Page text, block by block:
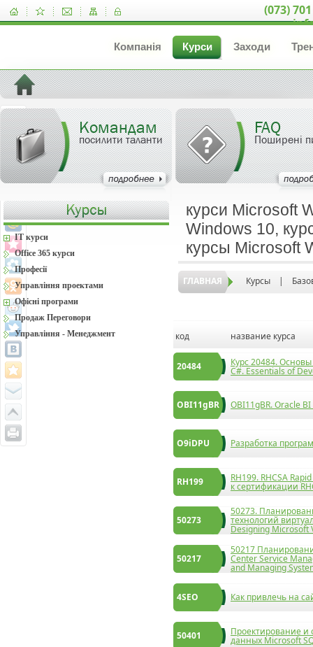
(073)
Компанія Курси Заходи
Командам
посилити таланти
FAQ
Поширені
курси Microsoft
Windows 10,
курсы Microsoft
ГЛАВНАЯ Курсы |
код название курса
20484 Курс 20484.
C#. Essentials of
OBI11gBR OBI11gBR. Oracle
O9iDPU Разработка
RH199 RH199. RHCSA
к сертификации
50273
50273.
технологий
Designing Microsoft
50217
50217
Center Service
and Managing
4SEO Как привлечь на
50401 Проектирование
данных Microsoft
IT курси
Office 365 курси
Професії
Управління проектами
Офісні програми
Продаж Переговори
Управління - Менеджмент